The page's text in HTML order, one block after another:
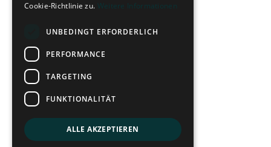
Cookie-Richtlinie zu. Weitere Informationen
UNBEDINGT ERFORDERLICH
PERFORMANCE
TARGETING
FUNKTIONALITÄT
ALLE AKZEPTIEREN